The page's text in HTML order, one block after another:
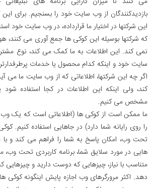
بازدیدکنندگان از وب سایت خود را بسنجیم. برای این
این شرکتها در اختیار ما قرارداده، در وب سایت خود
که شرکتها بوسیله این کوکی ها جمع آوری می
نمی کند. این اطلاعات به ما کمک می کند، نوع
سایت خود و اینکه کدام محصول یا خدمات
اگر چه این شرکتها، اطلاعاتی که از وب سایت ما می
کند، ولی اینکه این اطلاعات در کجا استفاده شود
مشخص می کنیم.
ما ممکن است از کوکی ها (اطلاعاتی است که یک
را روی رایانه شما دارد) در جاهایی استفاده کنیم.
تحت وب، امکان پاسخ به شما را فراهم می کند و با
هایی در مورد سلایق شما، برنامه کاربردی تحت وب،
متناسب با نیاز، چیزهایی که دوست دارید و چیزهایی
دهد. اکثر مرورگرهای وب اجازه پایش اینگونه کوکی